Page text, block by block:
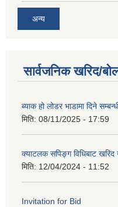
अन्य
सार्वजनिक खरिद/
ब्याक हो लोडर भाडामा दिने
मिति: 08/11/2025 - 17:59
क्याटलक सपिङ्ग विधिबाट खरिद
मिति: 12/04/2024 - 11:52
Invitation for Bid